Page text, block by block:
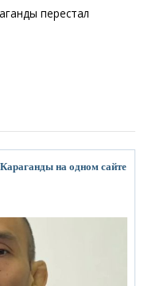
перестал
на одном сайте